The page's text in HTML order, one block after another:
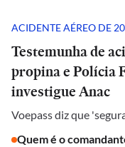
ACIDENTE AÉREO DE
Testemunha de
propina e Polícia
investigue Anac
Voepass diz que
Quem é o